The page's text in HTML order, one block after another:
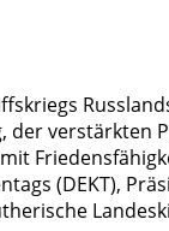
der verstärkten
(DEKT),